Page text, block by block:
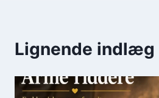
Lignende indlæg